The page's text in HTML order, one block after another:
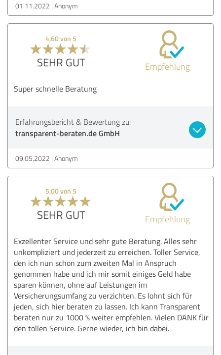
01.11.2022 Anonym
4,60 von 5
SEHR GUT Empfehlung
Super schnelle Beratung
Erfahrungsbericht & Bewertung zu:
transparent-beraten.de GmbH
09.05.2022 Anonym
5,00 von 5
SEHR GUT Empfehlung
Exzellenter Service und sehr gute Beratung. Alles sehr
unkompliziert und jederzeit zu erreichen. Toller Service,
den ich nun schon zum zweiten Mal in Anspruch
genommen habe und ich mir somit einiges Geld habe
sparen können, ohne auf Leistungen im
Versicherungsumfang zu verzichten. Es lohnt sich für
jeden, sich hier beraten zu lassen. Ich kann Transparent
beraten nur zu 1000 % weiter empfehlen. Vielen DANK für
den tollen Service. Gerne wieder, ich bin dabei.